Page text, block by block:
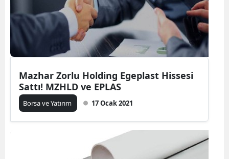
Mazhar Zorlu Holding Egeplast Hissesi
Sattı! MZHLD ve EPLAS
Borsa ve Yatırım 17 Ocak 2021